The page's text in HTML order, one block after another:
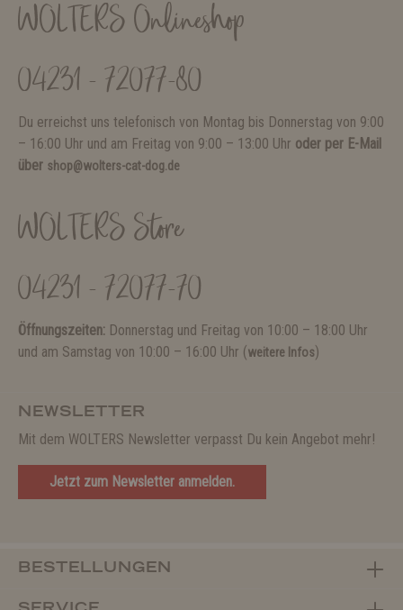
WOLTERS Onlineshop
04231 - 72077-80
Du erreichst uns telefonisch von Montag bis Donnerstag von 9:00
– 16:00 Uhr und am Freitag von 9:00 – 13:00 Uhr oder per E-Mail
über shop@wolters-cat-dog.de
WOLTERS Store
04231 - 72077-70
Öffnungszeiten: Donnerstag und Freitag von 10:00 – 18:00 Uhr
und am Samstag von 10:00 – 16:00 Uhr (weitere Infos)
NEWSLETTER
Mit dem WOLTERS Newsletter verpasst Du kein Angebot mehr!
Jetzt zum Newsletter anmelden.
BESTELLUNGEN